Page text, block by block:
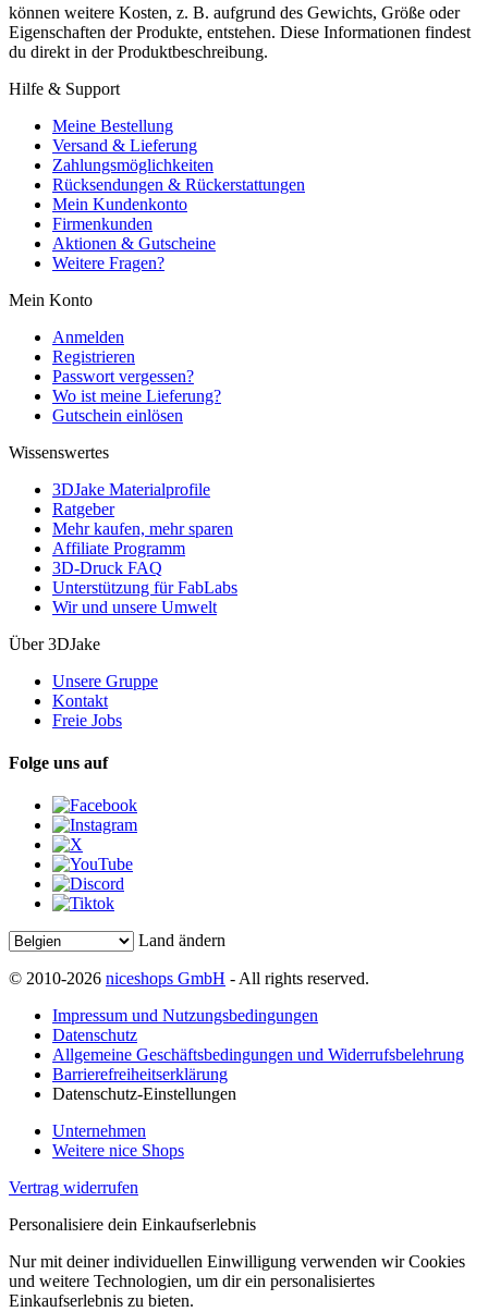
können weitere Kosten, z. B. aufgrund des Gewichts, Größe oder
Eigenschaften der Produkte, entstehen. Diese Informationen findest
du direkt in der Produktbeschreibung.
Hilfe & Support
Meine Bestellung
Versand & Lieferung
Zahlungsmöglichkeiten
Rücksendungen & Rückerstattungen
Mein Kundenkonto
Firmenkunden
Aktionen & Gutscheine
Weitere Fragen?
Mein Konto
Anmelden
Registrieren
Passwort vergessen?
Wo ist meine Lieferung?
Gutschein einlösen
Wissenswertes
3DJake Materialprofile
Ratgeber
Mehr kaufen, mehr sparen
Affiliate Programm
3D-Druck FAQ
Unterstützung für FabLabs
Wir und unsere Umwelt
Über 3DJake
Unsere Gruppe
Kontakt
Freie Jobs
Folge uns auf
Land ändern
© 2010-2026 niceshops GmbH - All rights reserved.
Impressum und Nutzungsbedingungen
Datenschutz
Allgemeine Geschäftsbedingungen und Widerrufsbelehrung
Barrierefreiheitserklärung
Datenschutz-Einstellungen
Unternehmen
Weitere nice Shops
Vertrag widerrufen
Personalisiere dein Einkaufserlebnis
Nur mit deiner individuellen Einwilligung verwenden wir Cookies
und weitere Technologien, um dir ein personalisiertes
Einkaufserlebnis zu bieten.